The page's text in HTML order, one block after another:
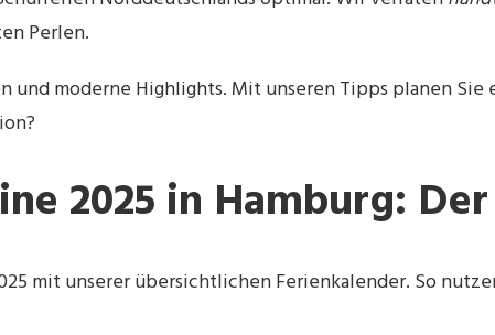
Perlen.
und moderne Highlights. Mit unseren Tipps planen
2025 in Hamburg:
mit unserer übersichtlichen Ferienkalender. So